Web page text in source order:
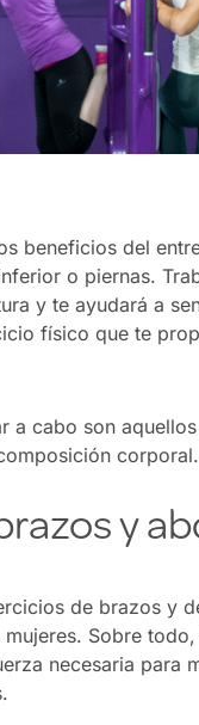
beneficios del
o piernas.
y te ayudará a
físico que te
a cabo son
corporal.
y
de brazos y
Sobre
necesaria para